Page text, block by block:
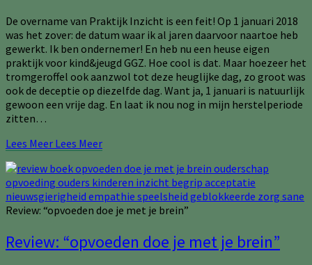
De overname van Praktijk Inzicht is een feit! Op 1 januari 2018
was het zover: de datum waar ik al jaren daarvoor naartoe heb
gewerkt. Ik ben ondernemer! En heb nu een heuse eigen
praktijk voor kind&jeugd GGZ. Hoe cool is dat. Maar hoezeer het
tromgeroffel ook aanzwol tot deze heuglijke dag, zo groot was
ook de deceptie op diezelfde dag. Want ja, 1 januari is natuurlijk
gewoon een vrije dag. En laat ik nou nog in mijn herstelperiode
zitten…
Lees Meer Lees Meer
Review: “opvoeden doe je met je brein”
Review: “opvoeden doe je met je brein”